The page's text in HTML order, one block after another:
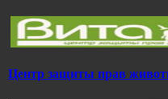
Центр защиты прав